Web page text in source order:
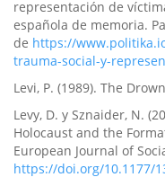
representación de
española de memoria.
de https://
trauma-social-y-
Levi, P. (1989). The
Levy, D. y Sznaider, N.
Holocaust and the
European Journal of
https://doi.org/10.1177/